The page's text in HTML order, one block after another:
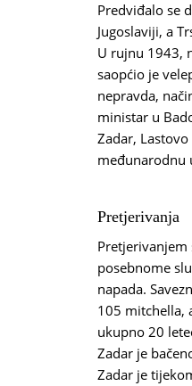
Predviđalo se
Jugoslaviji, a
U rujnu 1943,
saopćio je
nepravda,
ministar u
Zadar,
međunarodnu
Pretjerivanja
posebnome
napada.
105 mitchella,
ukupno 20
Zadar je
Zadar je